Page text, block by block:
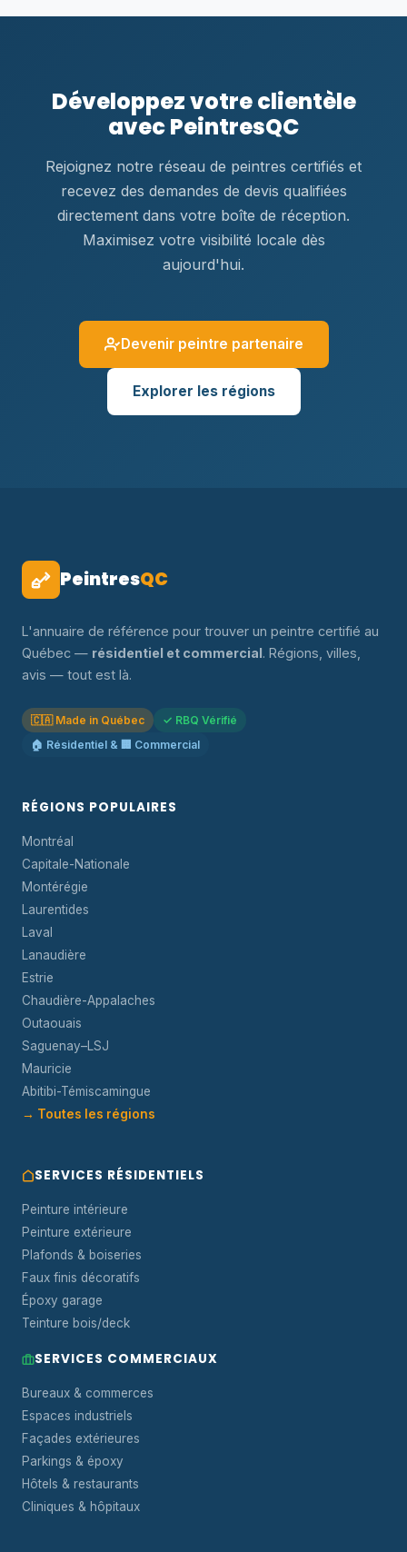
Développez votre clientèle
avec PeintresQC
Rejoignez notre réseau de peintres certifiés et
recevez des demandes de devis qualifiées
directement dans votre boîte de réception.
Maximisez votre visibilité locale dès
aujourd'hui.
Devenir peintre partenaire
Explorer les régions
PeintresQC
L'annuaire de référence pour trouver un peintre certifié au
Québec — résidentiel et commercial. Régions, villes,
avis — tout est là.
🇨🇦 Made in Québec
✓ RBQ Vérifié
🏠 Résidentiel & 🏢 Commercial
RÉGIONS POPULAIRES
Montréal
Capitale-Nationale
Montérégie
Laurentides
Laval
Lanaudière
Estrie
Chaudière-Appalaches
Outaouais
Saguenay–LSJ
Mauricie
Abitibi-Témiscamingue
→ Toutes les régions
SERVICES RÉSIDENTIELS
Peinture intérieure
Peinture extérieure
Plafonds & boiseries
Faux finis décoratifs
Époxy garage
Teinture bois/deck
SERVICES COMMERCIAUX
Bureaux & commerces
Espaces industriels
Façades extérieures
Parkings & époxy
Hôtels & restaurants
Cliniques & hôpitaux